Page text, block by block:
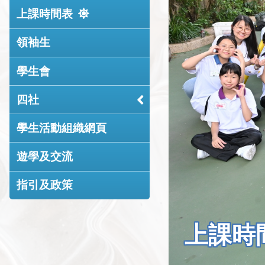
上課時間表
領袖生
學生會
四社
學生活動組織網頁
遊學及交流
指引及政策
上課時